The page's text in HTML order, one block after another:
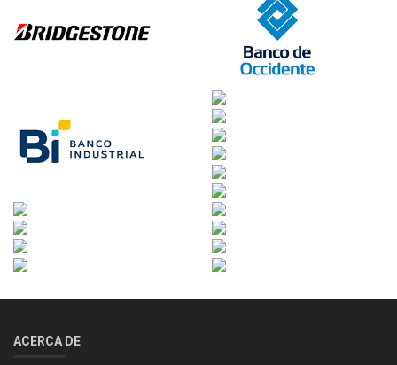
ACERCA DE